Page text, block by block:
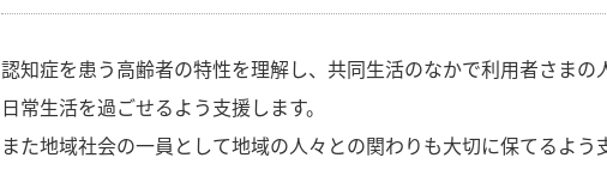
認知症を患う高齢者の特性を理解し、共同生活のなかで利用者さま
日常生活を過ごせるよう支援します。
また地域社会の一員として地域の人々との関わりも大切に保てるよう